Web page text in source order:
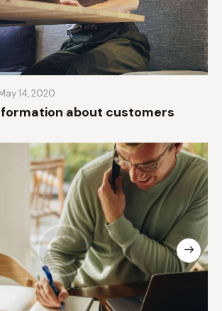
14, 2020
about customers